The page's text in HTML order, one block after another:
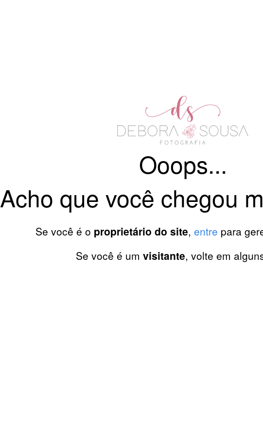
Ooops...
Acho que você chegou
Se você é o proprietário do site, entre para
Se você é um visitante, volte em